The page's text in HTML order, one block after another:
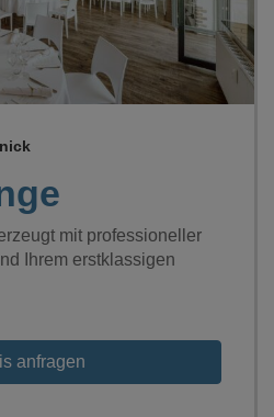
mit professioneller
Ihrem erstklassigen
anfragen